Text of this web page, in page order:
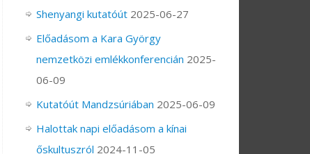
Shenyangi kutatóút 2025-06-27
Előadásom a Kara György
nemzetközi emlékkonferencián 2025-
06-09
Kutatóút Mandzsúriában 2025-06-09
Halottak napi előadásom a kínai
őskultuszról 2024-11-05